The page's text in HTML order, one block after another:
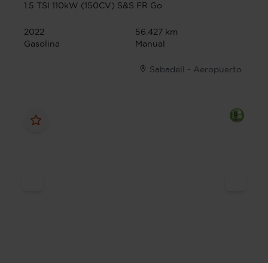
1.5 TSI 110kW (150CV) S&S FR Go
2022
56.427 km
Gasolina
Manual
Sabadell - Aeropuerto